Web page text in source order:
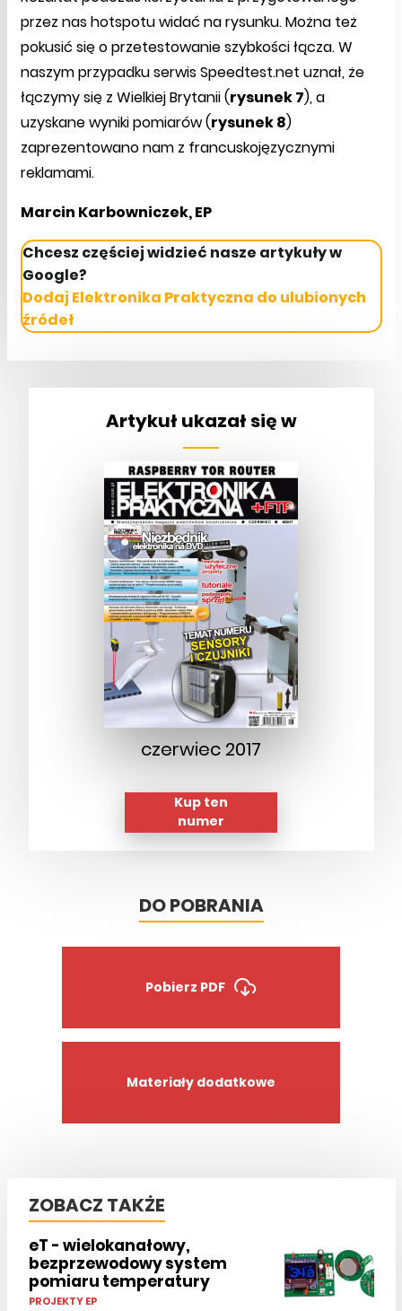
przez nas hotspotu widać na rysunku. Można też
pokusić się o przetestowanie szybkości łącza. W
naszym przypadku serwis Speedtest.net uznał, że
łączymy się z Wielkiej Brytanii (rysunek 7), a
uzyskane wyniki pomiarów (rysunek 8)
zaprezentowano nam z francuskojęzycznymi
reklamami.
Marcin Karbowniczek, EP
Chcesz częściej widzieć nasze artykuły w
Google?
Dodaj Elektronika Praktyczna do ulubionych
źródeł
Artykuł ukazał się w
czerwiec 2017
Kup ten
numer
DO POBRANIA
Pobierz PDF
Materiały dodatkowe
ZOBACZ TAKŻE
eT - wielokanałowy,
bezprzewodowy system
pomiaru temperatury
PROJEKTY EP